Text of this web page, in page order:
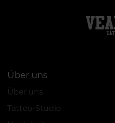
Über uns
Über uns
Tattoo-Studio